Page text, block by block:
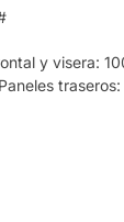
y visera: